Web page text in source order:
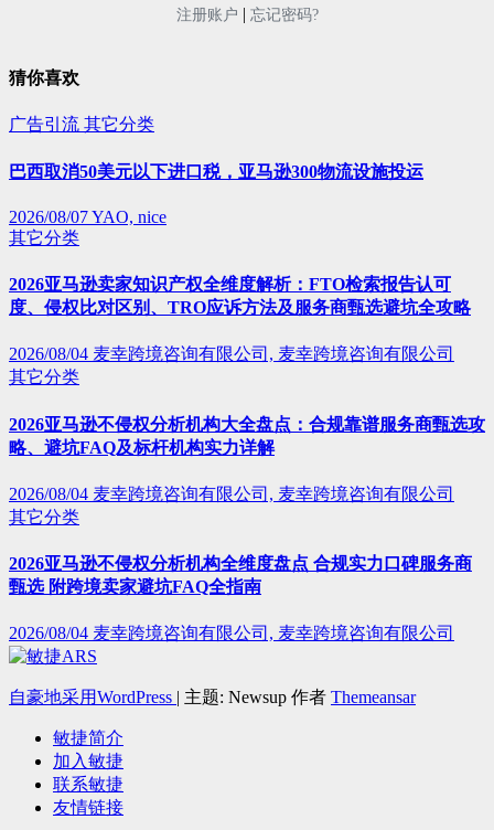
注册账户 | 忘记密码?
猜你喜欢
广告引流 其它分类
巴西取消50美元以下进口税，亚马逊300物流设施投运
2026/08/07YAO, nice
其它分类
2026亚马逊卖家知识产权全维度解析：FTO检索报告认可
度、侵权比对区别、TRO应诉方法及服务商甄选避坑全攻略
2026/08/04 麦幸跨境咨询有限公司, 麦幸跨境咨询有限公司
其它分类
2026亚马逊不侵权分析机构大全盘点：合规靠谱服务商甄选攻
略、避坑FAQ及标杆机构实力详解
2026/08/04 麦幸跨境咨询有限公司, 麦幸跨境咨询有限公司
其它分类
2026亚马逊不侵权分析机构全维度盘点 合规实力口碑服务商
甄选 附跨境卖家避坑FAQ全指南
2026/08/04 麦幸跨境咨询有限公司, 麦幸跨境咨询有限公司
自豪地采用WordPress | 主题: Newsup 作者 Themeansar
敏捷简介
加入敏捷
联系敏捷
友情链接